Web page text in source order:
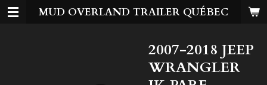
Passer
MUD OVERLAND TRAILER QUÉBEC
2007-2018 JEEP
WRANGLER